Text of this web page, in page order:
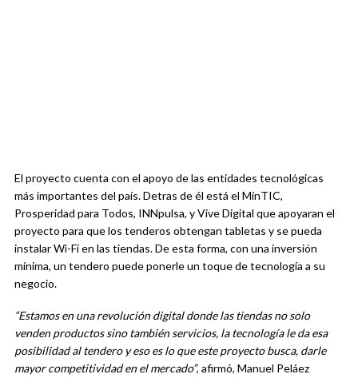
El proyecto cuenta con el apoyo de las entidades tecnológicas
más importantes del país. Detras de él está el MinTIC,
Prosperidad para Todos, INNpulsa, y Vive Digital que apoyaran el
proyecto para que los tenderos obtengan tabletas y se pueda
instalar Wi-Fi en las tiendas. De esta forma, con una inversión
mínima, un tendero puede ponerle un toque de tecnología a su
negocio.
“Estamos en una revolución digital donde las tiendas no solo
venden productos sino también servicios, la tecnología le da esa
posibilidad al tendero y eso es lo que este proyecto busca, darle
mayor competitividad en el mercado”, afirmó, Manuel Peláez